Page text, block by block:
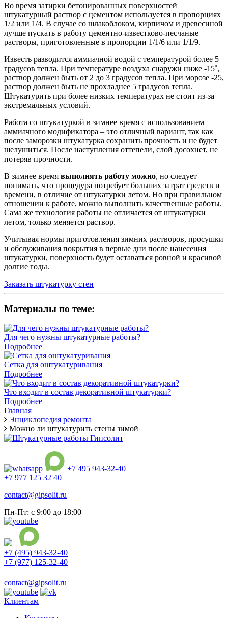
Во время затирки бетонированных поверхностей
штукатурный раствор с цементом используется в пропорциях
1/2 или 1/4. В случае со шлакоблоком, кирпичом и древесиной
лучше пускать в работу цементно-известково-песчаные
растворы, приготовленные в пропорции 1/1/6 или 1/1/9.
Известь разводится аммиачной водой с температурой более 5
градусов тепла. При температуре воздуха снаружи ниже -15˚,
раствор должен быть от 2 до 3 градусов тепла. При морозе -25,
раствор должен быть не прохладнее 5 градусов тепла.
Штукатурить при более низких температурах не стоит из-за
экстремальных условий.
Работа со штукатуркой в зимнее время с использованием
аммиачного модификатора – это отличный вариант, так как
после заморозки штукатурка сохранить прочность и не будет
шелушиться. После наступления оттепели, слой досохнет, не
потеряв прочности.
В зимнее время выполнять работу можно, но следует
понимать, что процедура потребует больших затрат средств и
времени, в отличие от штукатурки летом. Но при правильном
отношении к работе, можно выполнить качественные работы.
Сама же технология работы не отличается от штукатурки
летом, только меняется раствор.
Учитывая нормы приготовления зимних растворов, просушки
и обслуживания покрытия в первые дни после нанесения
штукатурки, поверхность будет оставаться ровной и красивой
долгие годы.
Заказать штукатурку стен
Материалы по теме:
Для чего нужны штукатурные работы?
Подробнее
Сетка для оштукатуривания
Подробнее
Что входит в состав декоративной штукатурки?
Подробнее
Главная
Энциклопедия ремонта
Можно ли штукатурить стены зимой
+7 495 943-32-40
+7 977 125 32 40
contact@gipsolit.ru
Пн-Пт: с 9:00 до 18:00
+7 (495) 943-32-40
+7 (977) 125-32-40
contact@gipsolit.ru
Клиентам